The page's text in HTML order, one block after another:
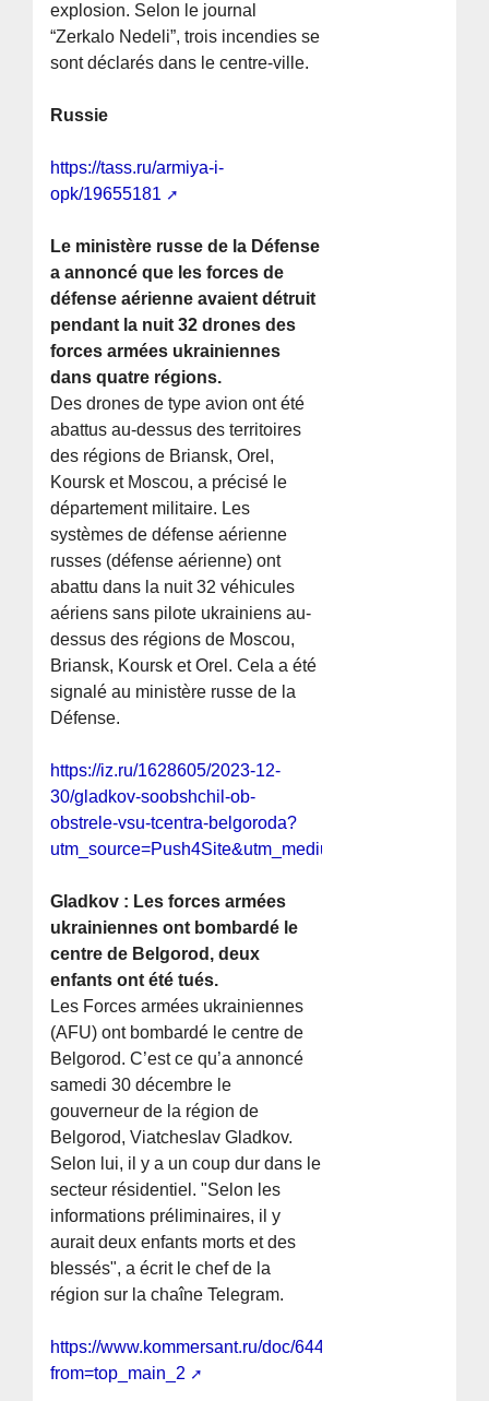
explosion. Selon le journal
“Zerkalo Nedeli”, trois incendies se
sont déclarés dans le centre-ville.
Russie
https://tass.ru/armiya-i-
opk/19655181
Le ministère russe de la Défense
a annoncé que les forces de
défense aérienne avaient détruit
pendant la nuit 32 drones des
forces armées ukrainiennes
dans quatre régions.
Des drones de type avion ont été
abattus au-dessus des territoires
des régions de Briansk, Orel,
Koursk et Moscou, a précisé le
département militaire. Les
systèmes de défense aérienne
russes (défense aérienne) ont
abattu dans la nuit 32 véhicules
aériens sans pilote ukrainiens au-
dessus des régions de Moscou,
Briansk, Koursk et Orel. Cela a été
signalé au ministère russe de la
Défense.
https://iz.ru/1628605/2023-12-
30/gladkov-soobshchil-ob-
obstrele-vsu-tcentra-belgoroda?
Gladkov : Les forces armées
ukrainiennes ont bombardé le
centre de Belgorod, deux
enfants ont été tués.
Les Forces armées ukrainiennes
(AFU) ont bombardé le centre de
Belgorod. C’est ce qu’a annoncé
samedi 30 décembre le
gouverneur de la région de
Belgorod, Viatcheslav Gladkov.
Selon lui, il y a un coup dur dans le
secteur résidentiel. "Selon les
informations préliminaires, il y
aurait deux enfants morts et des
blessés", a écrit le chef de la
région sur la chaîne Telegram.
https://www.kommersant.ru/doc/6441127?
from=top_main_2